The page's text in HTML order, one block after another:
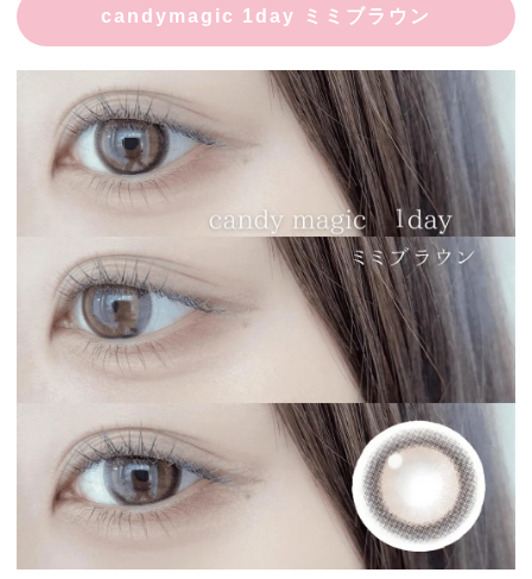
candymagic 1day ミミブラウン